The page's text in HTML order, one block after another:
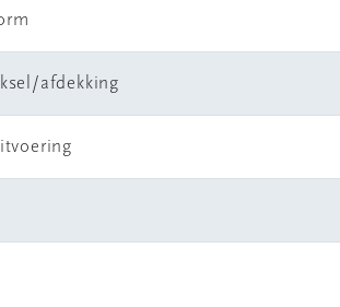
afdekking